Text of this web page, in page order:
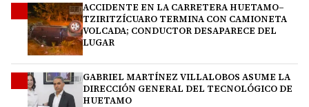
ACCIDENTE EN LA CARRETERA HUETAMO–
TZIRITZÍCUARO TERMINA CON CAMIONETA
VOLCADA; CONDUCTOR DESAPARECE DEL
LUGAR
GABRIEL MARTÍNEZ VILLALOBOS ASUME LA
DIRECCIÓN GENERAL DEL TECNOLÓGICO DE
HUETAMO